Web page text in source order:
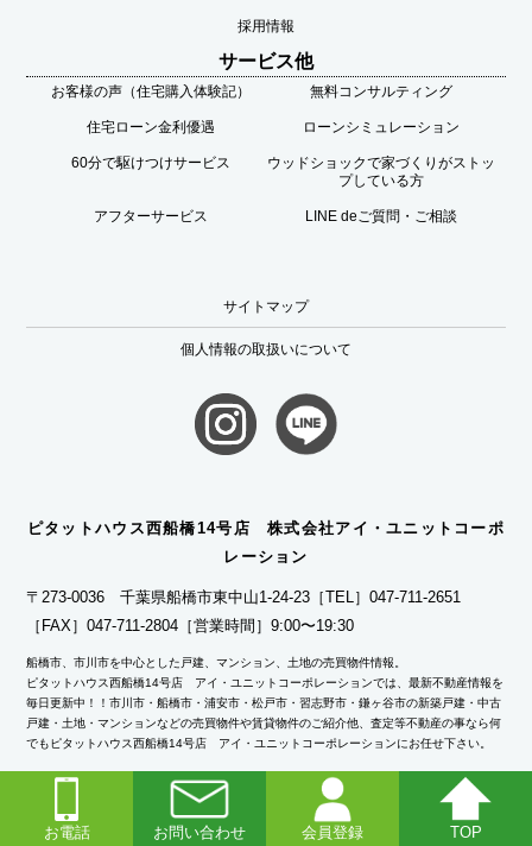
採用情報
サービス他
お客様の声（住宅購入体験記） 無料コンサルティング
住宅ローン金利優遇 ローンシミュレーション
60分で駆けつけサービス
ウッドショックで家づくりがストッ
プしている方
アフターサービス LINE deご質問・ご相談
サイトマップ
個人情報の取扱いについて
ピタットハウス西船橋14号店 株式会社アイ・ユニットコーポ
レーション
〒273-0036 千葉県船橋市東中山1-24-23 ［TEL］047-711-2651
［FAX］047-711-2804 ［営業時間］9:00〜19:30
船橋市、市川市を中心とした戸建、マンション、土地の売買物件情報。
ピタットハウス西船橋14号店 アイ・ユニットコーポレーションでは、最新不動産情報を
毎日更新中！！市川市・船橋市・浦安市・松戸市・習志野市・鎌ヶ谷市の新築戸建・中古
戸建・土地・マンションなどの売買物件や賃貸物件のご紹介他、査定等不動産の事なら何
でもピタットハウス西船橋14号店 アイ・ユニットコーポレーションにお任せ下さい。
ピタットハウスの加盟店は独立自営であり、各店舗の責任のもと運営をしております。
Copyright© 2026アイ・ユニットコーポレーション.All Rights Reserved.
お電話 お問い合わせ 会員登録 TOP